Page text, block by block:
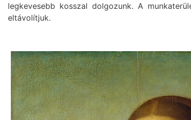
legkevesebb kosszal dolgozunk. A
eltávolítjuk.